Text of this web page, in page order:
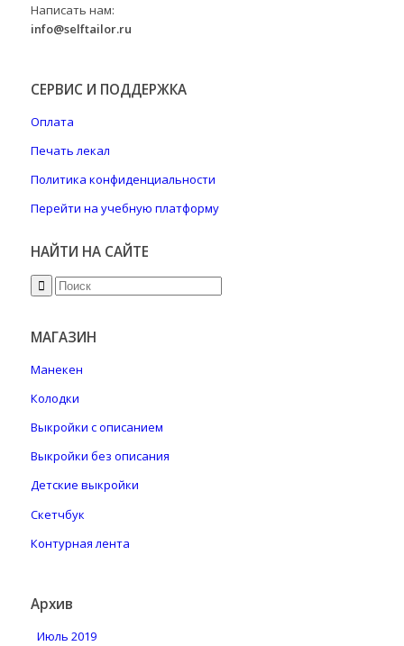
Написать нам:
info@selftailor.ru
СЕРВИС И ПОДДЕРЖКА
Оплата
Печать лекал
Политика конфиденциальности
Перейти на учебную платформу
НАЙТИ НА САЙТЕ
МАГАЗИН
Манекен
Колодки
Выкройки с описанием
Выкройки без описания
Детские выкройки
Скетчбук
Контурная лента
Архив
Июль 2019